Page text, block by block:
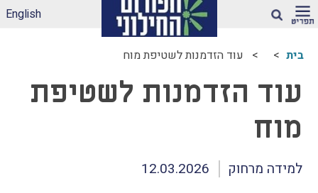
לאקלים חינוכי ראוי
דיווחי הדתה: עדכונים
הדתה בספרי לימוד
English
בית עוד הזדמנות לשטיפת מוח
עוד הזדמנות לשטיפת
מוח
למידה מרחוק 12.03.2026